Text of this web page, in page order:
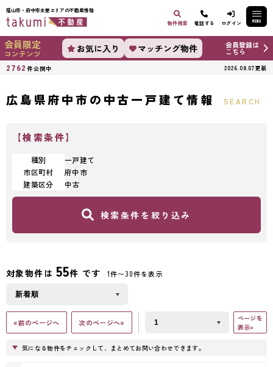
福山市・府中市主要エリアの不動産情報
物件検索
電話する ログイン MENU
会員限定
コンテンツ お気に入り マッチング物件 会員登録は
こちら
2762 件公開中 2026.08.07更新
広島県府中市の中古一戸建て情報 SEARCH
【検索条件】
種別
一戸建て
市区町村
府中市
建築区分
中古
検索条件を絞り込み
対象物件は55件 です 1件〜30件を表示
«前のページへ 次のページへ»
ページを
表示»
気になる物件をチェックして、まとめてお問い合わせできます。